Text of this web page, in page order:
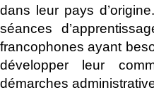
dans leur pays
séances
francophones ayant
développer leur
démarches